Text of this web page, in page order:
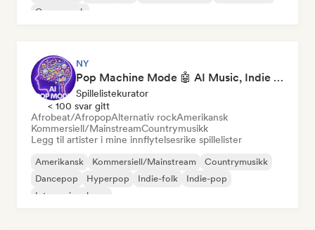
Garagerock
NY
Pop Machine Mode 🤖 AI Music, Indie Pop & Dream Pop
Spillelistekurator
< 100 svar gitt
Afrobeat/AfropopAlternativ rockAmerikansk
Kommersiell/MainstreamCountrymusikk
Legg til artister i mine innflytelsesrike spillelister
Amerikansk Kommersiell/Mainstream
Countrymusikk
Dancepop
Hyperpop Indie-folk
Indie-pop
Internasjonal pop